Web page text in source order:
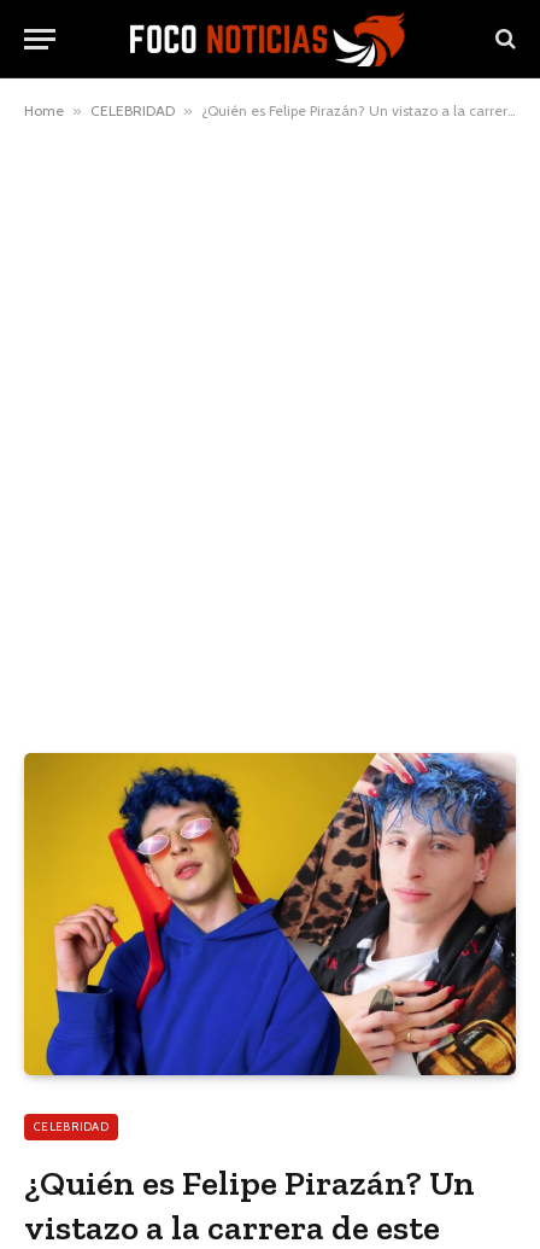
Home » CELEBRIDAD » ¿Quién es Felipe Pirazán? Un vistazo a la carrera de este actor en auge
CELEBRIDAD
¿Quién es Felipe Pirazán? Un
vistazo a la carrera de este